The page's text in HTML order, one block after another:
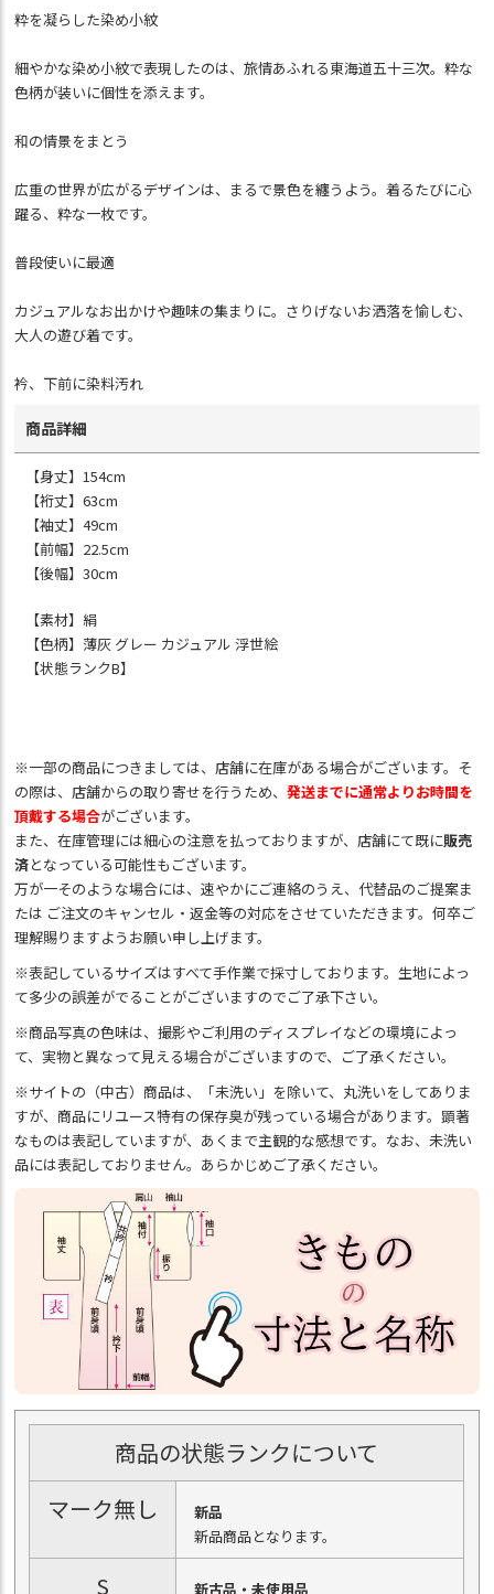
粋を凝らした染め小紋
細やかな染め小紋で表現したのは、旅情あふれる東海道五十三次。粋な
色柄が装いに個性を添えます。
和の情景をまとう
広重の世界が広がるデザインは、まるで景色を纏うよう。着るたびに心
躍る、粋な一枚です。
普段使いに最適
カジュアルなお出かけや趣味の集まりに。さりげないお洒落を愉しむ、
大人の遊び着です。
衿、下前に染料汚れ
商品詳細
【身丈】154cm
【裄丈】63cm
【袖丈】49cm
【前幅】22.5cm
【後幅】30cm
【素材】絹
【色柄】薄灰 グレー カジュアル 浮世絵
【状態ランクB】
※一部の商品につきましては、店舗に在庫がある場合がございます。そ
の際は、店舗からの取り寄せを行うため、発送までに通常よりお時間を
頂戴する場合がございます。
また、在庫管理には細心の注意を払っておりますが、店舗にて既に販売
済となっている可能性もございます。
万が一そのような場合には、速やかにご連絡のうえ、代替品のご提案ま
たは ご注文のキャンセル・返金等の対応をさせていただきます。何卒ご
理解賜りますようお願い申し上げます。
※表記しているサイズはすべて手作業で採寸しております。生地によっ
て多少の誤差がでることがございますのでご了承下さい。
※商品写真の色味は、撮影やご利用のディスプレイなどの環境によっ
て、実物と異なって見える場合がございますので、ご了承ください。
※サイトの（中古）商品は、「未洗い」を除いて、丸洗いをしてありま
すが、商品にリユース特有の保存臭が残っている場合があります。顕著
なものは表記していますが、あくまで主観的な感想です。なお、未洗い
品には表記しておりません。あらかじめご了承ください。
商品の状態ランクについて
マーク無し
新品
新品商品となります。
S 新古品・未使用品